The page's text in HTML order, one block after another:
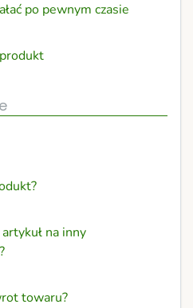
po pewnym czasie
na inny
towaru?